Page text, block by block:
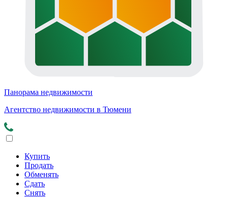
Панорама недвижимости
Агентство недвижимости в Тюмени
Купить
Продать
Обменять
Сдать
Снять